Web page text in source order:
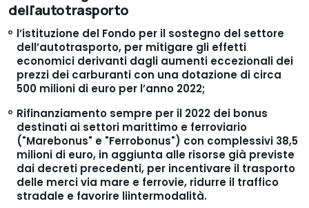
dell'autotrasporto
l’istituzione del Fondo per il sostegno del settore
dell’autotrasporto, per mitigare gli effetti
economici derivanti dagli aumenti eccezionali dei
prezzi dei carburanti con una dotazione di circa
500 milioni di euro per l’anno 2022;
Rifinanziamento sempre per il 2022 dei bonus
destinati ai settori marittimo e ferroviario
("Marebonus" e "Ferrobonus") con complessivi 38,5
milioni di euro, in aggiunta alle risorse già previste
dai decreti precedenti, per incentivare il trasporto
delle merci via mare e ferrovie, ridurre il traffico
stradale e favorire liintermodalità.